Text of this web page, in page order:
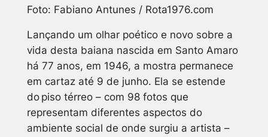
Foto: Fabiano Antunes / Rota1976.com
Lançando um olhar poético e novo sobre a
vida desta baiana nascida em Santo Amaro
há 77 anos, em 1946, a mostra permanece
em cartaz até 9 de junho. Ela se estende
do piso térreo – com 98 fotos que
representam diferentes aspectos do
ambiente social de onde surgiu a artista –